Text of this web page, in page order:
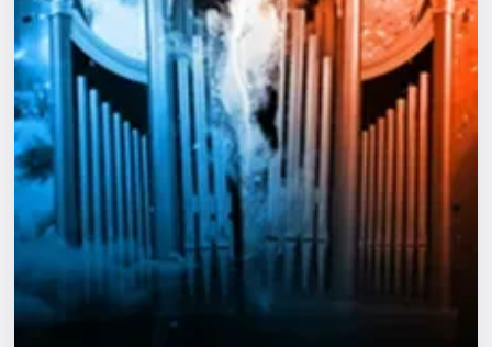
Города
Площадки
Артисты
Рейтинги